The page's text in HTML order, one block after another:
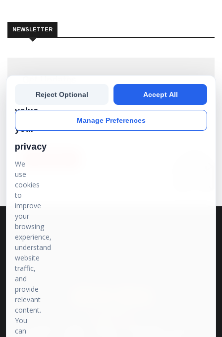
NEWSLETTER
Subscribe our newsletter to get the best stories into
your inbox!
value
your
privacy
We
use
cookies
to
improve
your
browsing
experience,
understand
website
traffic,
and
provide
relevant
content.
You
can
Manage Preferences
Reject Optional Accept All
प्रेरणा मीडिया पर हम इतिहास, राजनीति और समसामयिक विषयों पर तथ्यपरक और